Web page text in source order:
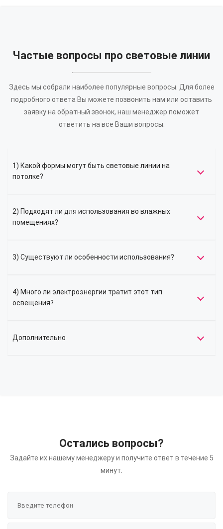
Частые вопросы про световые линии
Здесь мы собрали наиболее популярные вопросы. Для более
подробного ответа Вы можете позвонить нам или оставить
заявку на обратный звонок, наш менеджер поможет
ответить на все Ваши вопросы.
1) Какой формы могут быть световые линии на
потолке?
2) Подходят ли для использования во влажных
помещениях?
3) Существуют ли особенности использования?
4) Много ли электроэнергии тратит этот тип
освещения?
Дополнительно
Остались вопросы?
Задайте их нашему менеджеру и получите ответ в течение 5
минут.